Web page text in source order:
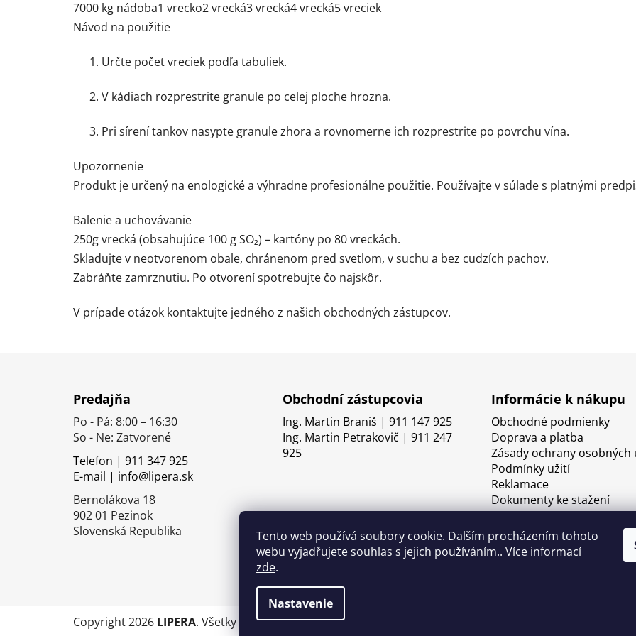
Tento web používá soubory cookie. Dalším procházením tohoto
webu vyjadřujete souhlas s jejich používáním.. Více informací
zde.
Nastavenie
7000 kg nádoba1 vrecko2 vrecká3 vrecká4 vrecká5 vreciek
Návod na použitie
Určte počet vreciek podľa tabuliek.
V kádiach rozprestrite granule po celej ploche hrozna.
Pri sírení tankov nasypte granule zhora a rovnomerne ich rozprestrite po povrchu vína.
Upozornenie
Produkt je určený na enologické a výhradne profesionálne použitie. Používajte v súlade s platnými
Balenie a uchovávanie
250g vrecká (obsahujúce 100 g SO₂) – kartóny po 80 vreckách.
Skladujte v neotvorenom obale, chránenom pred svetlom, v suchu a bez cudzích pachov.
Zabráňte zamrznutiu. Po otvorení spotrebujte čo najskôr.
V prípade otázok kontaktujte jedného z našich obchodných zástupcov.
Predajňa
Po - Pá: 8:00 – 16:30
So - Ne: Zatvorené
Telefon | 911 347 925
E-mail | info@lipera.sk
Bernolákova 18
902 01 Pezinok
Slovenská Republika
Obchodní zástupcovia
Ing. Martin Braniš | 911 147 925
Ing. Martin Petrakovič | 911 247
925
Informácie k nákupu
Obchodné podmienky
Doprava a platba
Zásady ochrany osobných
Podmínky užití
Reklamace
Dokumenty ke stažení
Copyright 2026 LIPERA. Všetky práva vyhradené.